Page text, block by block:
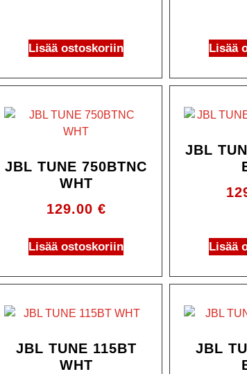
Lisää ostoskoriin Lisää
JBL TUNE 750BTNC
WHT
129.00 €
Lisää ostoskoriin
JBL
Lisää
JBL TUNE 115BT
WHT
JBL